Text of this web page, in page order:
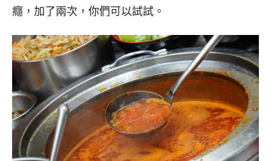
癮，加了兩次，你們可以試試。